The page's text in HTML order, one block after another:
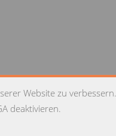
DATENSCHUTZ
Website zu verbessern.
deaktivieren.